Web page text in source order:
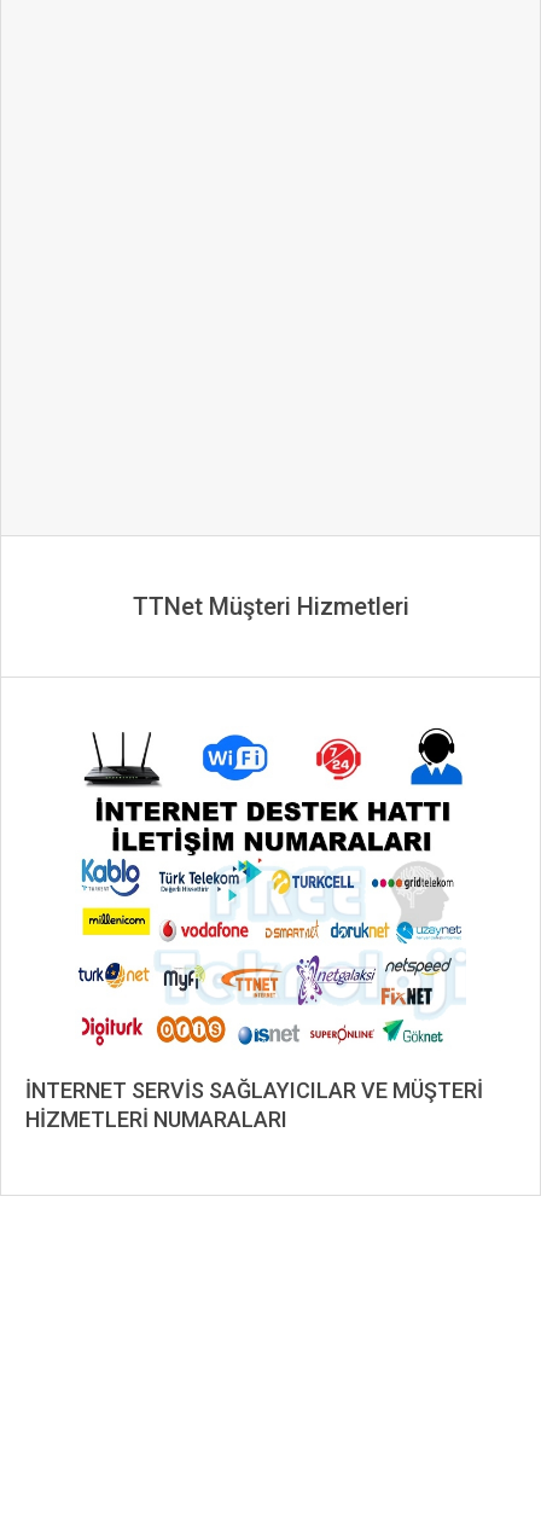
TTNet Müşteri Hizmetleri
İNTERNET SERVİS SAĞLAYICILAR VE MÜŞTERİ
HİZMETLERİ NUMARALARI